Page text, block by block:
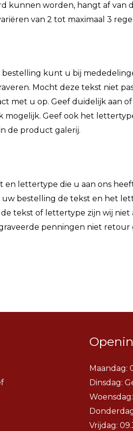
kunnen worden, hangt af van
van 2 tot maximaal 3
bestelling kunt u bij
Mocht deze tekst niet
met u op. Geef duidelijk aan
mogelijk. Geef ook het
de product galerij.
en lettertype die u aan ons
bestelling de tekst en het
tekst of lettertype zijn wij niet
penningen niet retour
Maandag:
Dinsdag:
Woensdag:
Vrijdag: